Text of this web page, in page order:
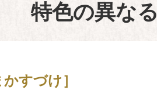
特色の異なる
すづけ］